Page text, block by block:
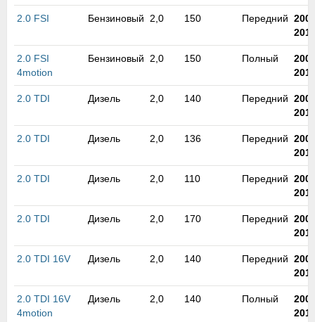
2.0 FSI Бензиновый 2,0 150 Передний
2.0 FSI
4motion
Бензиновый 2,0 150 Полный
2.0 TDI Дизель 2,0 140 Передний
2.0 TDI Дизель 2,0 136 Передний
2.0 TDI Дизель 2,0 110 Передний
2.0 TDI Дизель 2,0 170 Передний
2.0 TDI 16V Дизель 2,0 140 Передний
2.0 TDI 16V
4motion
Дизель 2,0 140 Полный